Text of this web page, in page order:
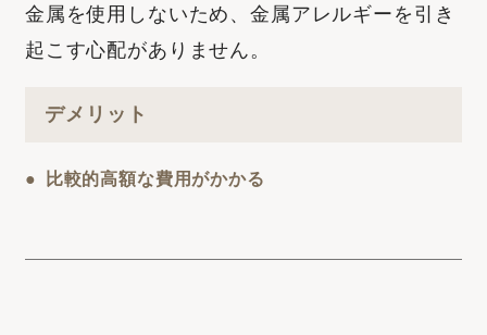
金属を使用しないため、金属アレルギーを引き
起こす心配がありません。
デメリット
比較的高額な費用がかかる